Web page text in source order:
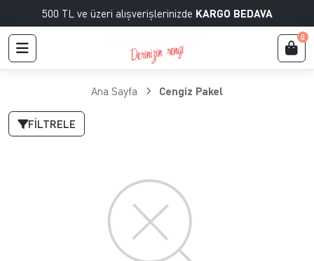
500 TL ve üzeri alışverişlerinizde KARGO BEDAVA
0
Ana Sayfa Cengiz Pakel
FILTRELE